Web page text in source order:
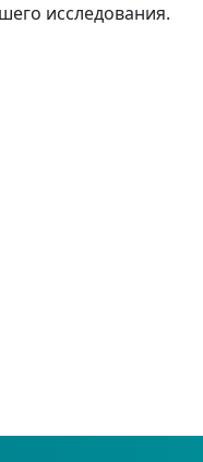
исследования.